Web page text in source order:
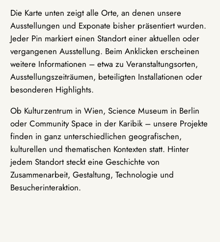
Die Karte unten zeigt alle Orte, an denen unsere
Ausstellungen und Exponate bisher präsentiert wurden.
Jeder Pin markiert einen Standort einer aktuellen oder
vergangenen Ausstellung. Beim Anklicken erscheinen
weitere Informationen – etwa zu Veranstaltungsorten,
Ausstellungszeiträumen, beteiligten Installationen oder
besonderen Highlights.
Ob Kulturzentrum in Wien, Science Museum in Berlin
oder Community Space in der Karibik – unsere Projekte
finden in ganz unterschiedlichen geografischen,
kulturellen und thematischen Kontexten statt. Hinter
jedem Standort steckt eine Geschichte von
Zusammenarbeit, Gestaltung, Technologie und
Besucherinteraktion.